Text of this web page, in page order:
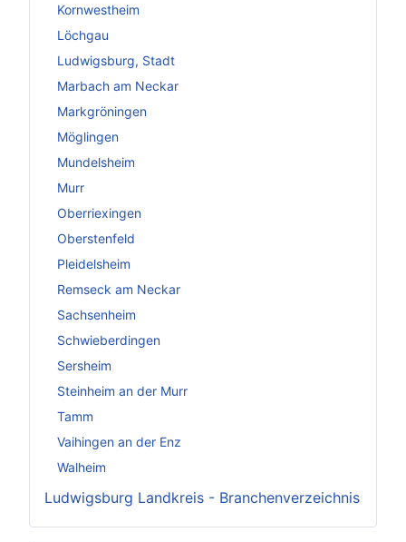
Kornwestheim
Löchgau
Ludwigsburg, Stadt
Marbach am Neckar
Markgröningen
Möglingen
Mundelsheim
Murr
Oberriexingen
Oberstenfeld
Pleidelsheim
Remseck am Neckar
Sachsenheim
Schwieberdingen
Sersheim
Steinheim an der Murr
Tamm
Vaihingen an der Enz
Walheim
Ludwigsburg Landkreis - Branchenverzeichnis